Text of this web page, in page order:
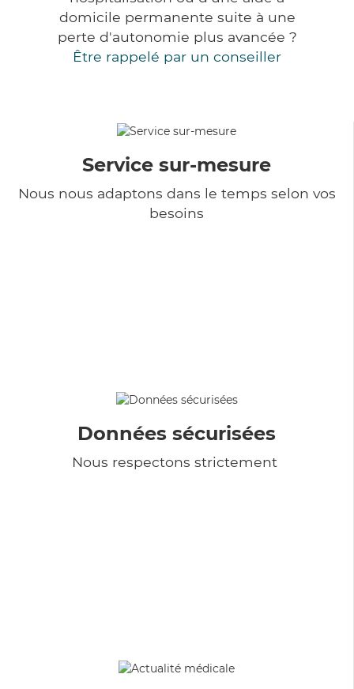
domicile permanente suite à une
perte d'autonomie plus avancée ?
Être rappelé par un conseiller
Service sur-mesure
Nous nous adaptons dans le temps selon vos
besoins
Données sécurisées
Nous respectons strictement